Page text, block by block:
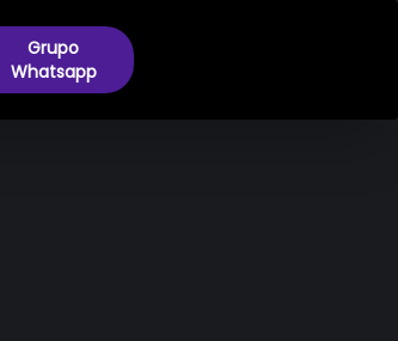
Grupo
Whatsapp